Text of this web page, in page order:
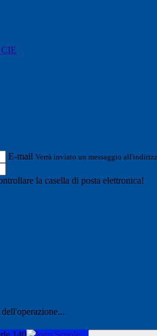
CIE
E-mail Verrà inviato un messaggio
la casella di posta elettronica!